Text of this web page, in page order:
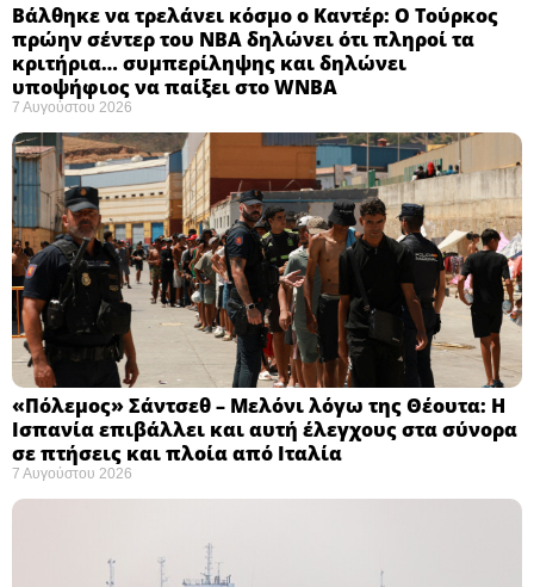
Βάλθηκε να τρελάνει κόσμο ο Καντέρ: Ο Τούρκος
πρώην σέντερ του NBA δηλώνει ότι πληροί τα
κριτήρια… συμπερίληψης και δηλώνει
υποψήφιος να παίξει στο WNBA
7 Αυγούστου 2026
«Πόλεμος» Σάντσεθ – Μελόνι λόγω της Θέουτα: Η
Ισπανία επιβάλλει και αυτή έλεγχους στα σύνορα
σε πτήσεις και πλοία από Ιταλία
7 Αυγούστου 2026